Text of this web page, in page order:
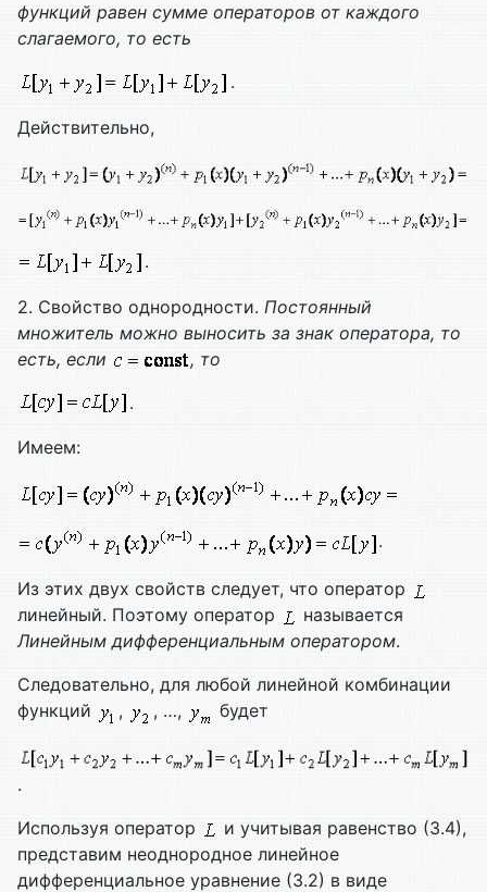
функций равен сумме операторов от каждого
слагаемого, то есть
.
Действительно,
.
2. Свойство однородности. Постоянный
множитель можно выносить за знак оператора, то
есть, если
, то
.
Имеем:
.
Из этих двух свойств следует, что оператор
линейный. Поэтому оператор
называется
Линейным дифференциальным оператором.
Следовательно, для любой линейной комбинации
функций
, , …, будет
.
Используя оператор
и учитывая равенство (3.4),
представим неоднородное линейное
дифференциальное уравнение (3.2) в виде